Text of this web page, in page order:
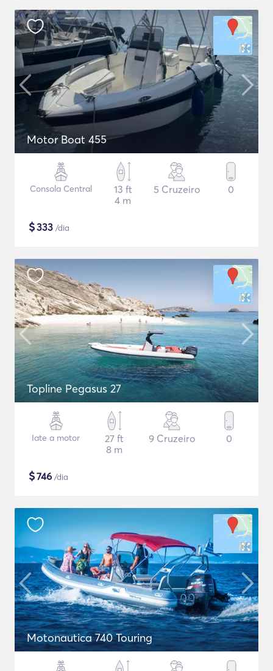
Motor Boat 455
Consola Central
13 ft
4 m
5 Cruzeiro 0
$333 /dia
Topline Pegasus 27
Iate a motor
27 ft
8 m
9 Cruzeiro 0
$746 /dia
Motonautica 740 Touring